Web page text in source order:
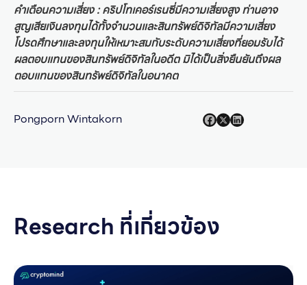
คำเตือนความเสี่ยง : คริปโทเคอร์เรนซี่มีความเสี่ยงสูง ท่านอาจ
สูญเสียเงินลงทุนได้ทั้งจำนวนและสินทรัพย์ดิจิทัลมีความเสี่ยง
โปรดศึกษาและลงทุนให้เหมาะสมกับระดับความเสี่ยงที่ยอมรับได้
ผลตอบแทนของสินทรัพย์ดิจิทัลในอดีต มิได้เป็นสิ่งยืนยันถึงผล
ตอบแทนของสินทรัพย์ดิจิทัลในอนาคต
Pongporn Wintakorn
Research ที่เกี่ยวข้อง